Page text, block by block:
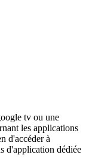
tv ou une
les applications
d'accéder à
d'application dédiée